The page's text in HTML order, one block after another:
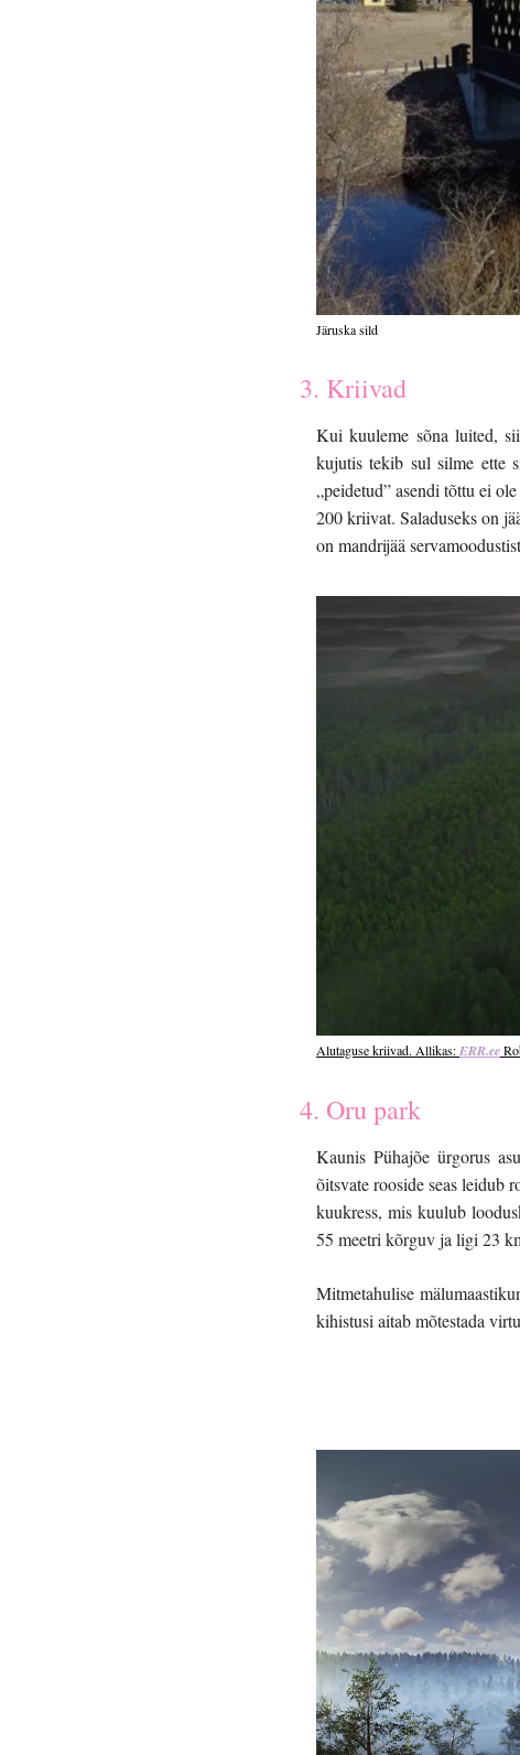
Järuska sild
3. Kriivad
Kui kuuleme sõna luited,
kujutis tekib sul silme ette
„peidetud” asendi tõttu ei
200 kriivat. Saladuseks on
on mandrijää
Alutaguse kriivad. Allikas: ERR.ee
4. Oru park
Kaunis Pühajõe ürgorus
õitsvate rooside seas leidub
kuukress, mis kuulub
55 meetri kõrguv ja ligi 23
Mitmetahulise
kihistusi aitab mõtestada